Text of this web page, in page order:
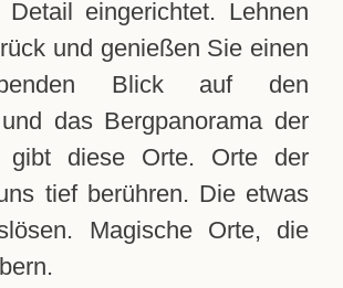
eingerichtet. Lehnen
und genießen Sie einen
Blick auf den
das Bergpanorama der
gibt diese Orte. Orte der
tief berühren. Die etwas
Magische Orte, die